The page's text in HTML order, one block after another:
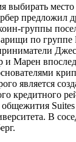
выбирать
предложил
группы
по группе
Марен
является
кредитного
В